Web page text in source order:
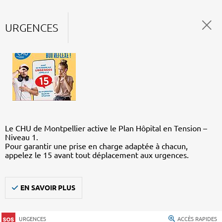
URGENCES
Le CHU de Montpellier active le Plan Hôpital en Tension –
Niveau 1.
Pour garantir une prise en charge adaptée à chacun,
appelez le 15 avant tout déplacement aux urgences.
EN SAVOIR PLUS
URGENCES ACCÈS RAPIDES